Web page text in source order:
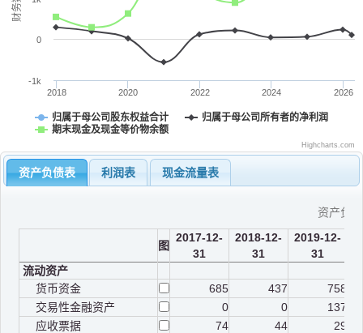
归属于母公司股东权益合计
归属于母公司所有者的净利润
期末现金及现金等价物余额
2018 2020 2022 2024 2026
-1k
0
Highcharts.com
资产负债表 利润表 现金流量表
资产负
图
2017-12-
31
2018-12-
31
2019-12-
31
流动资产
货币资金
685 437
758
交易性金融资产
0 0
137
应收票据
74 44
29